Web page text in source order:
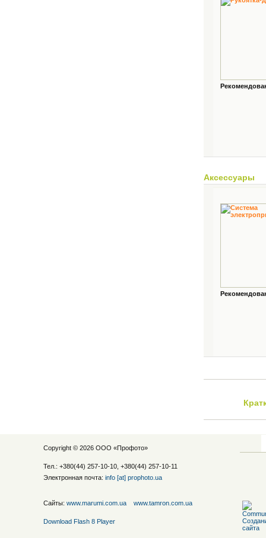
Аксессуары
Copyright © 2026 ООО «Профото»
Тел.: +380(44) 257-10-10, +380(44) 257-10-11
Электронная почта: info [at] prophoto.ua
Сайты: www.marumi.com.ua www.tamron.com.ua
Download Flash 8 Player